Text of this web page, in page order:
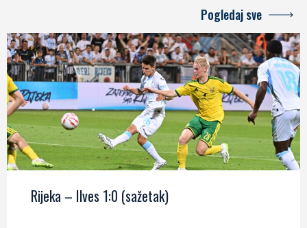
Pogledaj sve
Rijeka – Ilves 1:0 (sažetak)